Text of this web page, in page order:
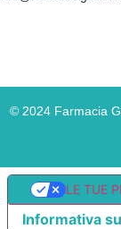
© 2024 Farmacia
Informativa
LE TUE